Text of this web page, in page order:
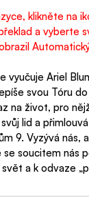
klikněte na
a vyberte
Ariel
svou Tóru
na život, pro
lid a
9. Vyzývá
soucitem nás
a k odvaze